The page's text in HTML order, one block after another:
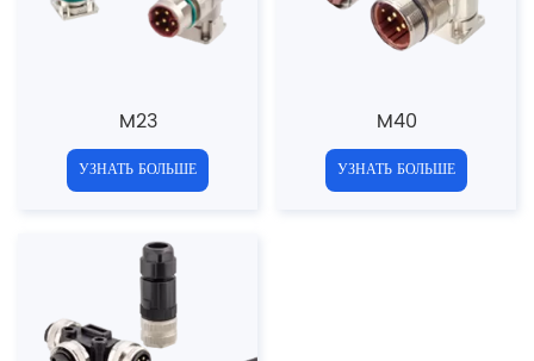
M23
УЗНАТЬ БОЛЬШЕ
M40
УЗНАТЬ БОЛЬШЕ